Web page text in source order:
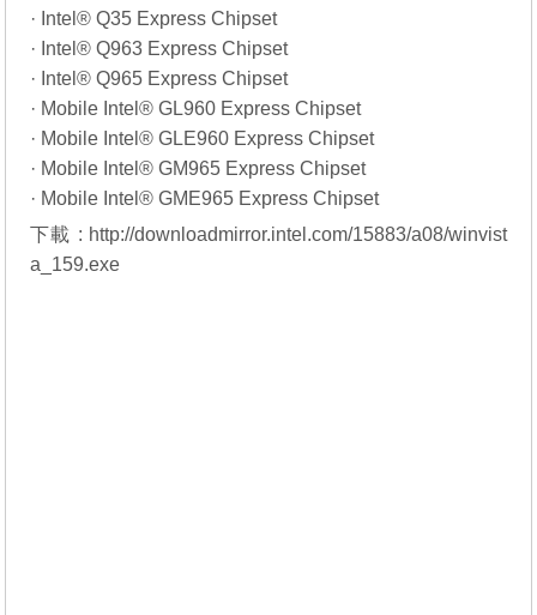
· Intel® Q35 Express Chipset
· Intel® Q963 Express Chipset
· Intel® Q965 Express Chipset
· Mobile Intel® GL960 Express Chipset
· Mobile Intel® GLE960 Express Chipset
· Mobile Intel® GM965 Express Chipset
· Mobile Intel® GME965 Express Chipset
下載 : http://downloadmirror.intel.com/15883/a08/winvist
a_159.exe